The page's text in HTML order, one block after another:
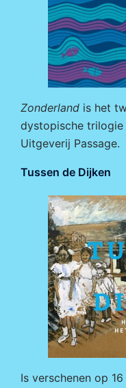
Zonderland is het
dystopische trilogie
Uitgeverij Passage.
Tussen de Dijken
Is verschenen op